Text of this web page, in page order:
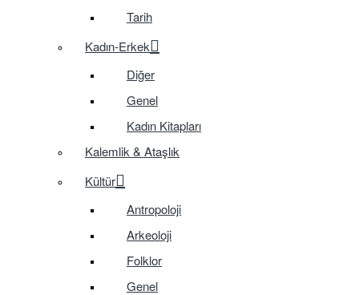
Tarih
Kadın-Erkek
Diğer
Genel
Kadın Kitapları
Kalemlik & Ataşlık
Kültür
Antropoloji
Arkeoloji
Folklor
Genel